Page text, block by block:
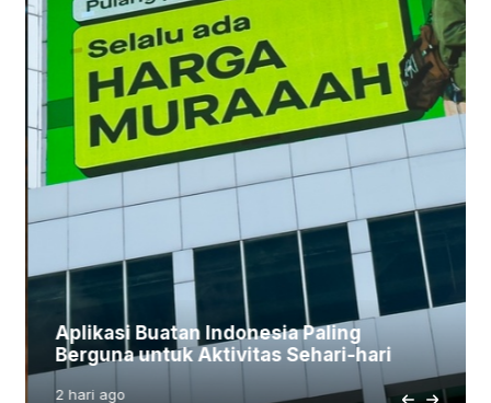
Aplikasi Buatan Indonesia Paling
Berguna untuk Aktivitas Sehari-hari
2 hari ago